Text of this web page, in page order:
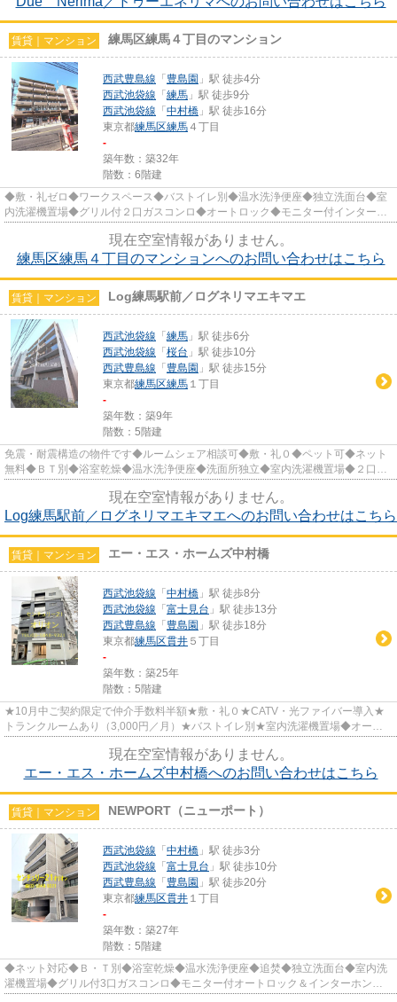
賃貸｜マンション 練馬区練馬４丁目のマンション
西武豊島線 「 豊島園 」駅 徒歩4分
西武池袋線 「 練馬 」駅 徒歩9分
西武池袋線 「 中村橋 」駅 徒歩16分
東京都練馬区練馬 ４丁目
-
築年数：築32年
階数：6階建
◆敷・礼ゼロ◆ワークスペース◆バストイレ別◆温水洗浄便座◆独立洗面台◆室
内洗濯機置場◆グリル付２口ガスコンロ◆オートロック◆モニター付インターホ
現在空室情報がありません。
練馬区練馬４丁目のマンションへのお問い合わせはこちら
賃貸｜マンション Log練馬駅前／ログネリマエキマエ
西武池袋線 「 練馬 」駅 徒歩6分
西武池袋線 「 桜台 」駅 徒歩10分
西武豊島線 「 豊島園 」駅 徒歩15分
東京都練馬区練馬 １丁目
-
築年数：築9年
階数：5階建
免震・耐震構造の物件です◆ルームシェア相談可◆敷・礼０◆ペット可◆ネット
無料◆ＢＴ別◆浴室乾燥◆温水洗浄便座◆洗面所独立◆室内洗濯機置場◆２口ガ
現在空室情報がありません。
Log練馬駅前／ログネリマエキマエへのお問い合わせはこちら
賃貸｜マンション エー・エス・ホームズ中村橋
西武池袋線 「 中村橋 」駅 徒歩8分
西武池袋線 「 富士見台 」駅 徒歩13分
西武豊島線 「 豊島園 」駅 徒歩18分
東京都練馬区貫井 ５丁目
-
築年数：築25年
階数：5階建
★10月中ご契約限定で仲介手数料半額★敷・礼０★CATV・光ファイバー導入★
トランクルームあり（3,000円／月）★バストイレ別★室内洗濯機置場◆オート
現在空室情報がありません。
エー・エス・ホームズ中村橋へのお問い合わせはこちら
賃貸｜マンション NEWPORT（ニューポート）
西武池袋線 「 中村橋 」駅 徒歩3分
西武池袋線 「 富士見台 」駅 徒歩10分
西武豊島線 「 豊島園 」駅 徒歩20分
東京都練馬区貫井 １丁目
-
築年数：築27年
階数：5階建
◆ネット対応◆Ｂ・Ｔ別◆浴室乾燥◆温水洗浄便座◆追焚◆独立洗面台◆室内洗
濯機置場◆グリル付3口ガスコンロ◆モニター付オートロック＆インターホン◆